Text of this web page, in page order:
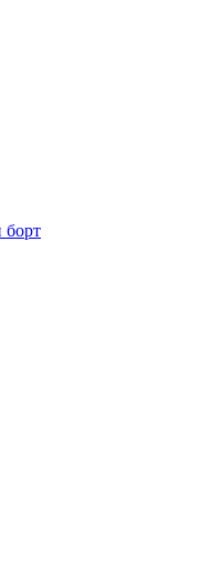
борт